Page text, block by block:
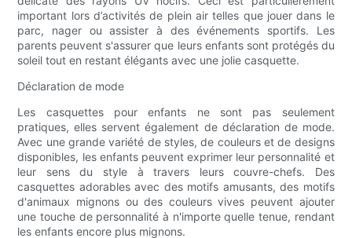
important lors d’activités de plein air telles que jouer dans le
parc, nager ou assister à des événements sportifs. Les
parents peuvent s'assurer que leurs enfants sont protégés du
soleil tout en restant élégants avec une jolie casquette.
Déclaration de mode
Les casquettes pour enfants ne sont pas seulement
pratiques, elles servent également de déclaration de mode.
Avec une grande variété de styles, de couleurs et de designs
disponibles, les enfants peuvent exprimer leur personnalité et
leur sens du style à travers leurs couvre-chefs. Des
casquettes adorables avec des motifs amusants, des motifs
d'animaux mignons ou des couleurs vives peuvent ajouter
une touche de personnalité à n'importe quelle tenue, rendant
les enfants encore plus mignons.